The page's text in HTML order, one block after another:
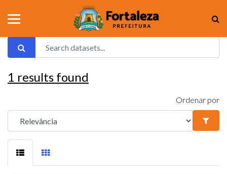
1 results found
Ordenar por